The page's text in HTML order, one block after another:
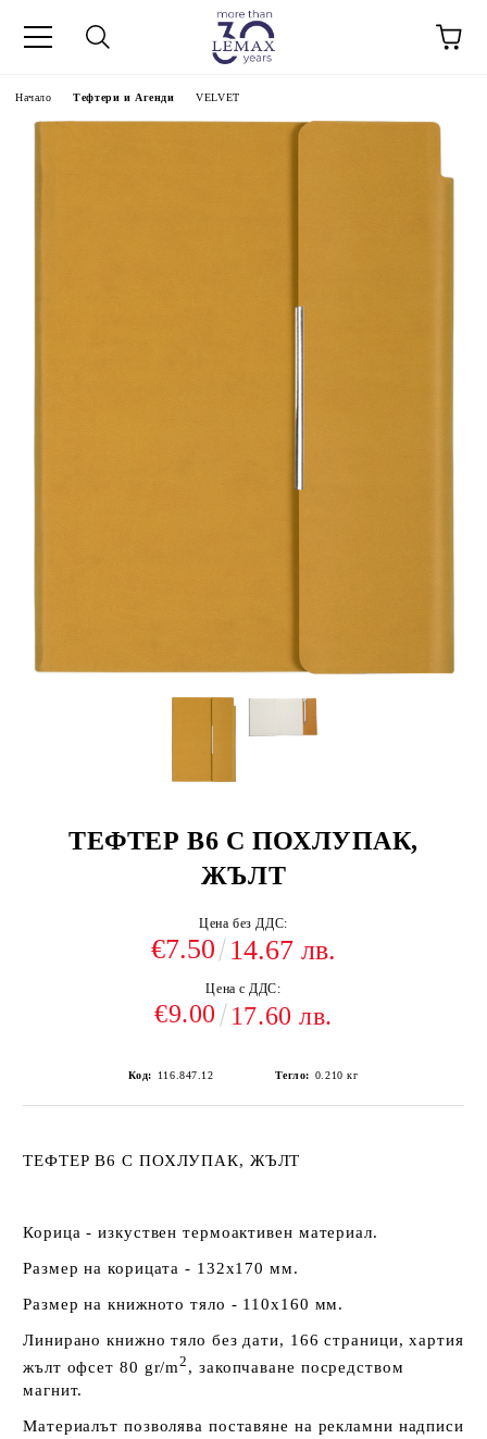
Начало Тефтери и Агенди VELVET
ТЕФТЕР В6 С ПОХЛУПАК,
ЖЪЛТ
Цена без ДДС:
€7.50 14.67 лв.
Цена с ДДС:
€9.00 17.60 лв.
Код: 116.847.12 Тегло: 0.210 кг
ТЕФТЕР В6 С ПОХЛУПАК, ЖЪЛТ
Корица - изкуствен термоактивен материал.
Размер на корицата - 132х170 мм.
Размер на книжното тяло - 110х160 мм.
Линирано книжно тяло без дати, 166 страници, хартия
жълт офсет 80 gr/m2 , закопчаване посредством
магнит.
Материалът позволява поставяне на рекламни надписи